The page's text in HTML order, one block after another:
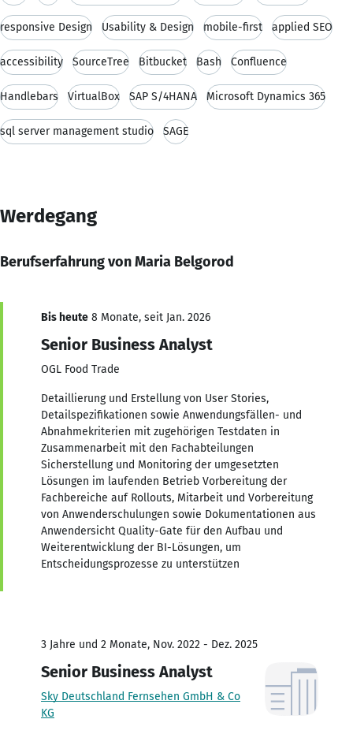
responsive Design Usability & Design mobile-first applied SEO
accessibility SourceTree Bitbucket Bash Confluence
Handlebars VirtualBox SAP S/4HANA Microsoft Dynamics 365
sql server management studio SAGE
Werdegang
Berufserfahrung von Maria Belgorod
Bis heute 8 Monate, seit Jan. 2026
Senior Business Analyst
OGL Food Trade
Detaillierung und Erstellung von User Stories,
Detailspezifikationen sowie Anwendungsfällen- und
Abnahmekriterien mit zugehörigen Testdaten in
Zusammenarbeit mit den Fachabteilungen
Sicherstellung und Monitoring der umgesetzten
Lösungen im laufenden Betrieb Vorbereitung der
Fachbereiche auf Rollouts, Mitarbeit und Vorbereitung
von Anwenderschulungen sowie Dokumentationen aus
Anwendersicht Quality-Gate für den Aufbau und
Weiterentwicklung der BI-Lösungen, um
Entscheidungsprozesse zu unterstützen
3 Jahre und 2 Monate, Nov. 2022 - Dez. 2025
Senior Business Analyst
Sky Deutschland Fernsehen GmbH & Co
KG